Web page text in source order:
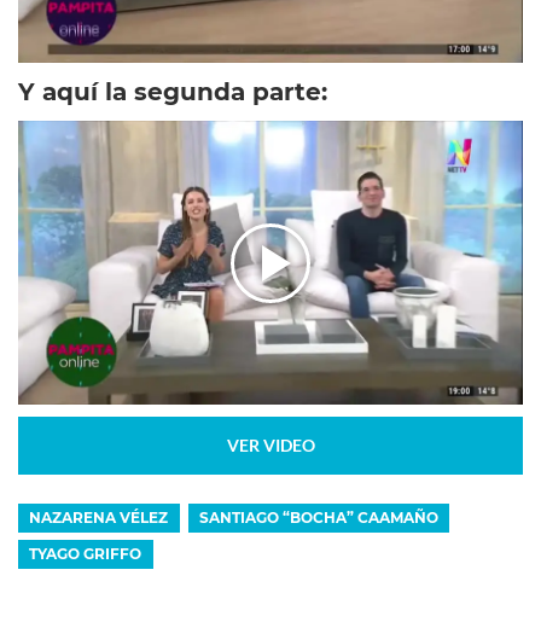
Y aquí la segunda parte:
VER VIDEO
NAZARENA VÉLEZ SANTIAGO “BOCHA” CAAMAÑO
TYAGO GRIFFO